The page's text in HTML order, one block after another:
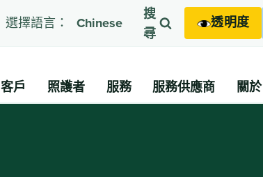
選擇語言： Chinese
搜
尋
透明度
客戶 照護者 服務 服務供應商 關於